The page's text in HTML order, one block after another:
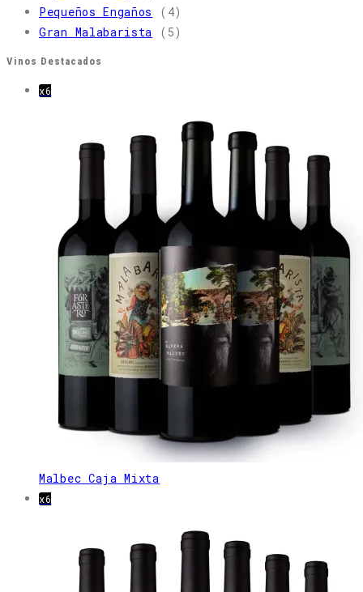
Pequeños Engaños
(4)
Gran Malabarista
(5)
Vinos Destacados
x6
Malbec Caja Mixta
x6